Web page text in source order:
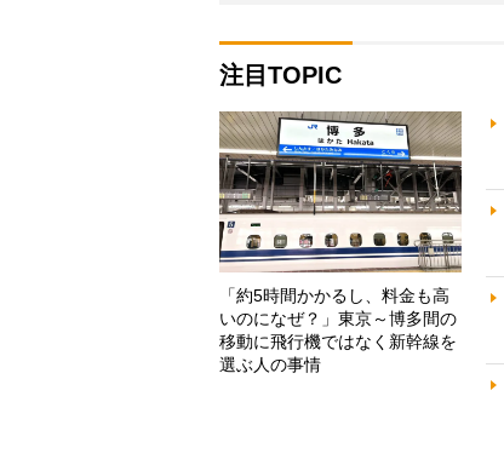
注目TOPIC
「約5時間かかるし、料金も高
いのになぜ？」東京～博多間の
移動に飛行機ではなく新幹線を
選ぶ人の事情